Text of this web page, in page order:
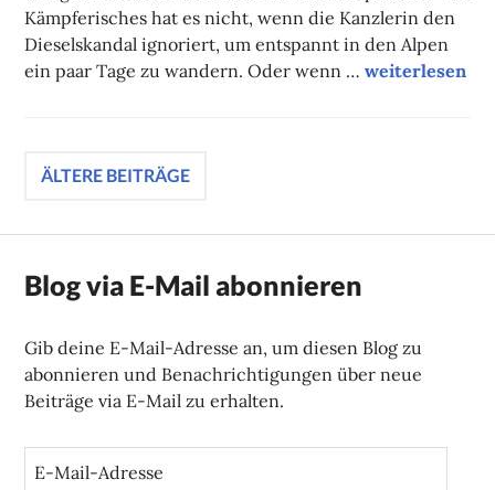
Kämpferisches hat es nicht, wenn die Kanzlerin den
Dieselskandal ignoriert, um entspannt in den Alpen
ein paar Tage zu wandern. Oder wenn …weiterlesen
Beitragsnavigation
ÄLTERE BEITRÄGE
Blog via E-Mail abonnieren
Gib deine E-Mail-Adresse an, um diesen Blog zu
abonnieren und Benachrichtigungen über neue
Beiträge via E-Mail zu erhalten.